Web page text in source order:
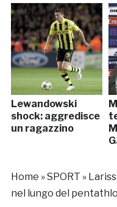
Lewandowski
shock: aggredisce
un ragazzino
Home »SPORT »
nel lungo del